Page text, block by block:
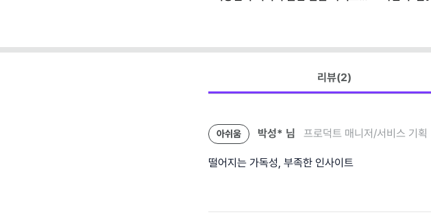
리뷰(2)
아쉬움 박성* 님 프로덕트 매니저/서비스 기획
떨어지는 가독성, 부족한 인사이트